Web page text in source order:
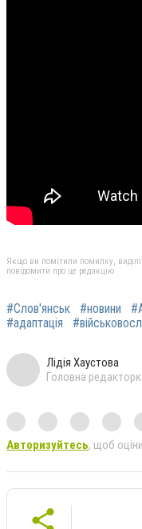
Якщо ви помітили помилку,
повідомити про це редакцію
#Слов'янськ #новини
#адаптація
Лідія Хаустова
Головна
Авторизуйтесь, щоб